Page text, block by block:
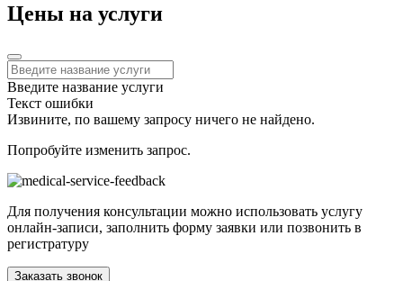
Цены на услуги
Введите название услуги
Текст ошибки
Извините, по вашему запросу ничего не найдено.
Попробуйте изменить запрос.
Для получения консультации можно использовать услугу
онлайн-записи, заполнить форму заявки или позвонить в
регистратуру
Заказать звонок